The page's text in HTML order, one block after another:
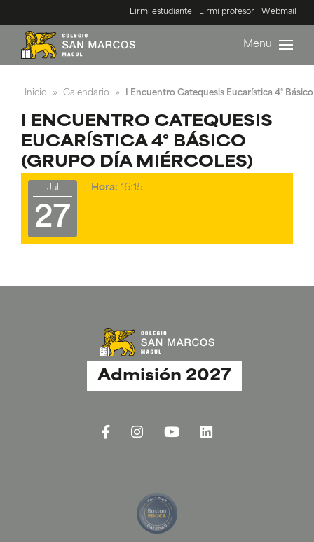
Lirmi estudiante Lirmi profesor Webmail
Menu
Inicio » Calendario » I Encuentro Catequesis Eucarística 4°
I ENCUENTRO CATEQUESIS
EUCARÍSTICA 4° BÁSICO
(GRUPO DÍA MIÉRCOLES)
Jul
27
Hora: 16:15
Admisión 2027